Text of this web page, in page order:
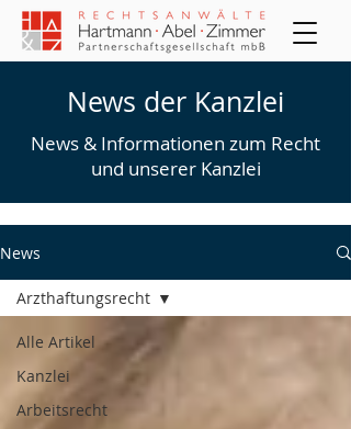
News der Kanzlei
News & Informationen zum Recht
und unserer Kanzlei
News
Alle Artikel
Kanzlei
Arbeitsrecht
Arzthaftungsrecht